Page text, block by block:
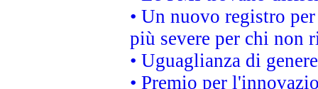
• Un nuovo registro
più severe per chi non
• Uguaglianza di
• Premio per